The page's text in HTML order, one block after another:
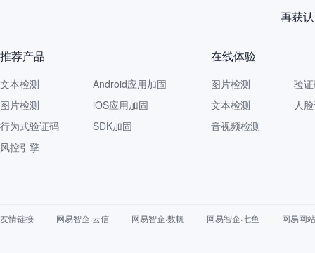
再获
推荐产品
文本检测
图片检测
行为式验证码
风控引擎
Android应用加固
iOS应用加固
SDK加固
在线体验
图片检测
文本检测
音视频检测
验
人
友情链接 网易智企·云信 网易智企·数帆 网易智企·七鱼 网易网